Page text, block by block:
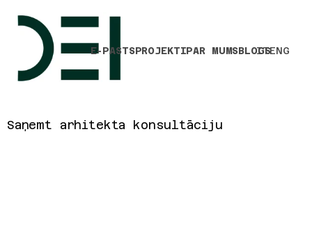
E-PASTSPROJEKTIPAR MUMSBLOGS
ITENG
Saņemt arhitekta konsultāciju